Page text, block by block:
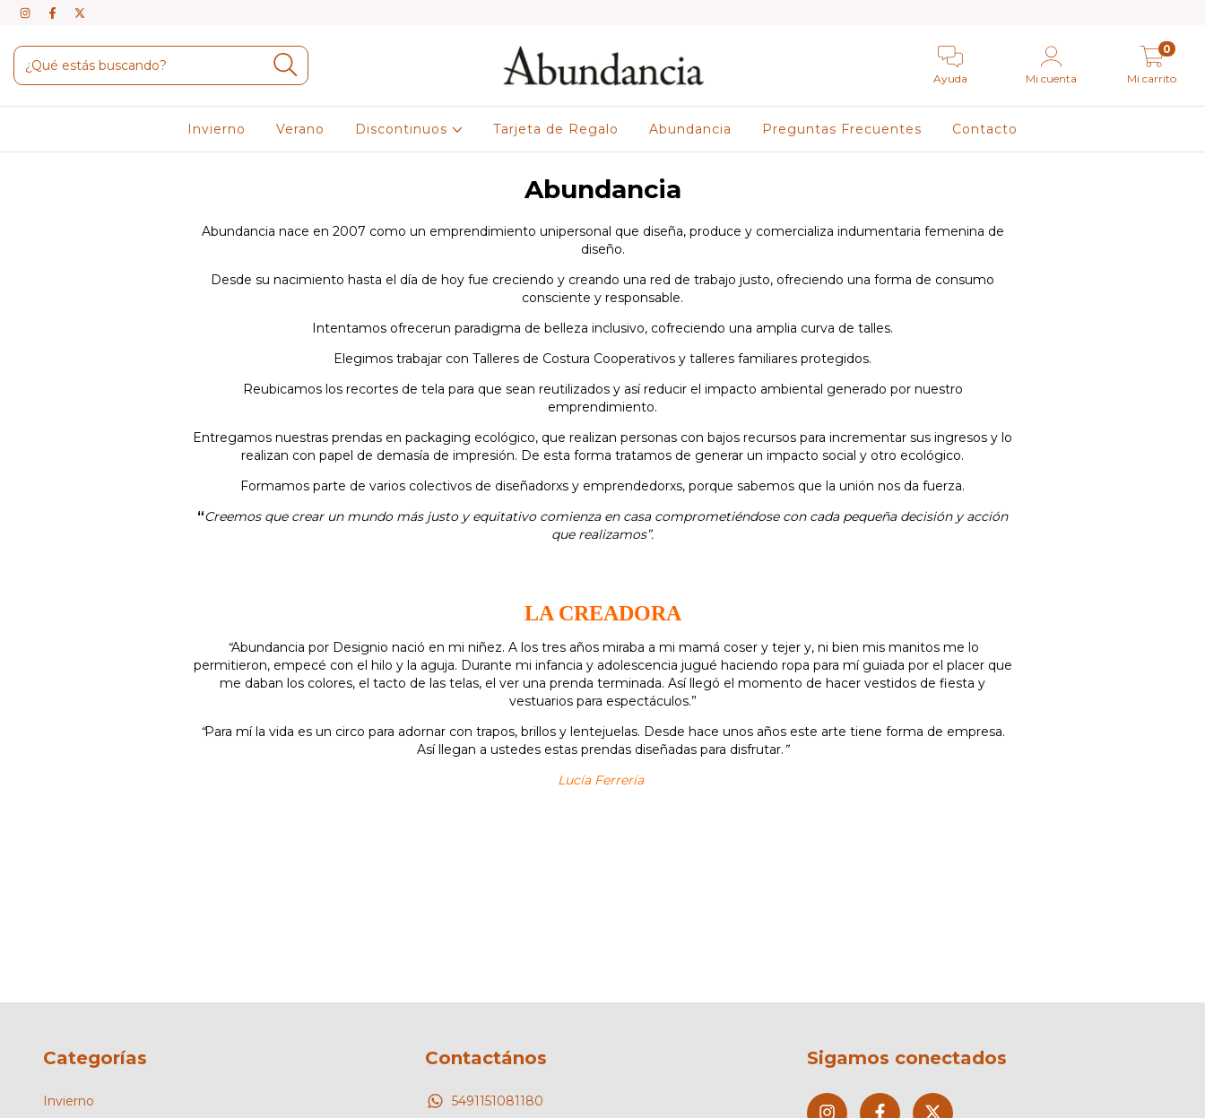
Ayuda Mi cuenta Mi carrito
0
Invierno Verano Discontinuos Tarjeta de Regalo Abundancia Preguntas Frecuentes Contacto
Abundancia
Abundancia nace en 2007 como un emprendimiento unipersonal que diseña, produce y comercializa indumentaria femenina de
diseño.
Desde su nacimiento hasta el día de hoy fue creciendo y creando una red de trabajo justo, ofreciendo una forma de consumo
consciente y responsable.
Intentamos ofrecerun paradigma de belleza inclusivo, cofreciendo una amplia curva de talles.
Elegimos trabajar con Talleres de Costura Cooperativos y talleres familiares protegidos.
Reubicamos los recortes de tela para que sean reutilizados y asíreducir el impacto ambiental generado por nuestro
emprendimiento.
Entregamos nuestras prendas en packaging ecológico, que realizan personas con bajos recursos para incrementar sus ingresos y lo
realizan con papel de demasía de impresión. De esta forma tratamos de generar un impacto social y otro ecológico.
Formamos parte de varios colectivos de diseñadorxs y emprendedorxs, porque sabemos que la unión nos da fuerza.
“Creemos que crear un mundo más justo y equitativo comienza en casa comprometiéndose con cada pequeña decisión y acción
que realizamos”.
LA CREADORA
“Abundancia por Designio nació en mi niñez. A los tres años miraba a mi mamá coser y tejer y, ni bien mis manitos me lo
permitieron, empecé con el hilo y la aguja. Durante mi infancia y adolescencia jugué haciendo ropa para mí guiada por el placer que
me daban los colores, el tacto de las telas, el ver una prenda terminada. Así llegó el momento de hacer vestidos de fiesta y
vestuarios para espectáculos.”
“Para mí la vida es un circo para adornar con trapos, brillos y lentejuelas. Desde hace unos años este arte tiene forma de empresa.
Así llegan a ustedes estas prendas diseñadas para disfrutar.”
Lucía Ferrería
Categorías
Invierno
Contactános
5491151081180
Sigamos conectados